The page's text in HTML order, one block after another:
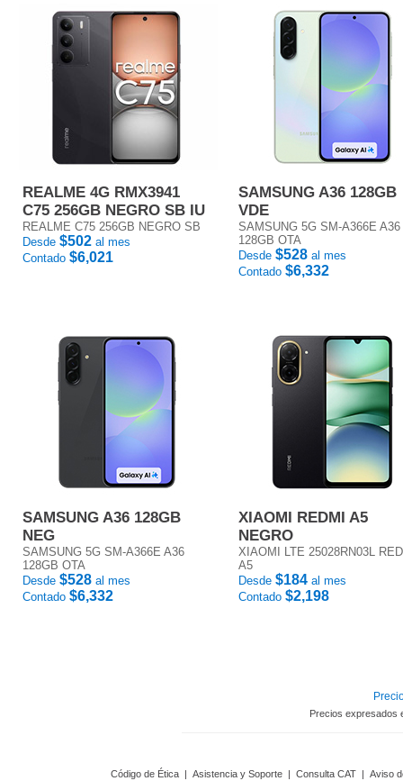
REALME 4G RMX3941
C75 256GB NEGRO SB IU
REALME C75 256GB NEGRO SB
Desde $502 al mes
Contado $6,021
SAMSUNG A36 128GB
VDE
SAMSUNG 5G SM-A366E A36
128GB OTA
Desde $528 al mes
Contado $6,332
SAMSUNG A36 128GB
NEG
SAMSUNG 5G SM-A366E A36
128GB OTA
Desde $528 al mes
Contado $6,332
XIAOMI REDMI A5
NEGRO
XIAOMI LTE 25028RN03L
A5
Desde $184 al mes
Contado $2,198
Precios expresados
Código de Ética | Asistencia y Soporte | Consulta CAT | Aviso